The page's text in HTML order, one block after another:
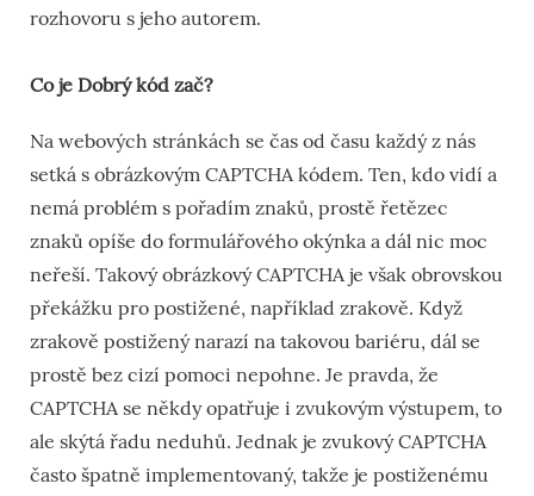
rozhovoru s jeho autorem.
Co je Dobrý kód zač?
Na webových stránkách se čas od času každý z nás
setká s obrázkovým CAPTCHA kódem. Ten, kdo vidí a
nemá problém s pořadím znaků, prostě řetězec
znaků opíše do formulářového okýnka a dál nic moc
neřeší. Takový obrázkový CAPTCHA je však obrovskou
překážku pro postižené, například zrakově. Když
zrakově postižený narazí na takovou bariéru, dál se
prostě bez cizí pomoci nepohne. Je pravda, že
CAPTCHA se někdy opatřuje i zvukovým výstupem, to
ale skýtá řadu neduhů. Jednak je zvukový CAPTCHA
často špatně implementovaný, takže je postiženému